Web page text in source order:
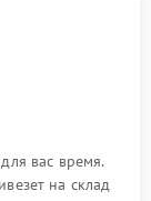
вас время.
на склад